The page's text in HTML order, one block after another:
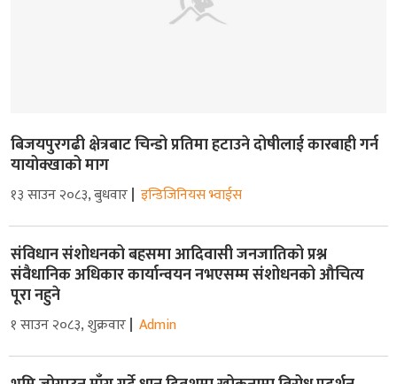
बिजयपुरगढी क्षेत्रबाट चिन्डो प्रतिमा हटाउने दोषीलाई कारबाही गर्न
यायोक्खाको माग
१३ साउन २०८३, बुधवार इन्डिजिनियस भ्वाईस
संविधान संशोधनको बहसमा आदिवासी जनजातिको प्रश्न
संवैधानिक अधिकार कार्यान्वयन नभएसम्म संशोधनको औचित्य
पूरा नहुने
१ साउन २०८३, शुक्रवार Admin